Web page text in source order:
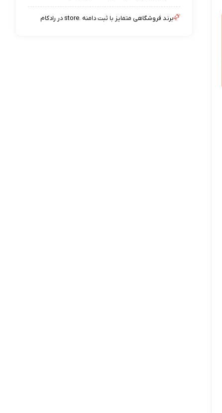
برند فروشگاهی متمایز با ثبت دامنه .store در رادکام